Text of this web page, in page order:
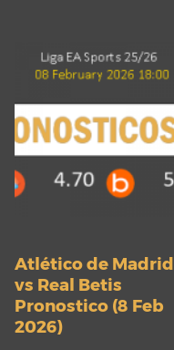
Atlético de Madrid
vs Real Betis
Pronostico (8 Feb
2026)